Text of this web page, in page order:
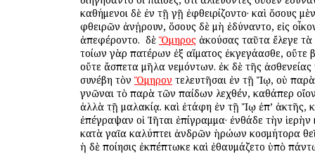
καθήμενοι δὲ ἐν τῇ γῇ ἐφθειρίζοντο· καὶ ὅσους
φθειρῶν ἀνῄρουν, ὅσους δὲ μὴ ἐδύναντο, εἰς
ἀπεφέροντο. ὁ δὲ Ὅμηρος ἀκούσας ταῦτα ἔλεγε τὰ
τοίων γὰρ πατέρων ἐξ αἵματος ἐκγεγάασθε, οὔτε
οὔτε ἄσπετα μῆλα νεμόντων. ἐκ δὲ τῆς ἀσθενείας
συνέβη τὸν Ὅμηρον τελευτῆσαι ἐν τῇ Ἴῳ, οὐ
γνῶναι τὸ παρὰ τῶν παίδων λεχθέν, καθάπερ
ἀλλὰ τῇ μαλακίᾳ. καὶ ἐτάφη ἐν τῇ Ἴῳ ἐπ’ ἀκτῆς,
ἐπέγραψαν οἱ Ἰῆται ἐπίγραμμα· ἐνθάδε τὴν
κατὰ γαῖα καλύπτει ἀνδρῶν ἡρώων κοσμήτορα
ἡ δὲ ποίησις ἐκπέπτωκε καὶ ἐθαυμάζετο ὑπὸ